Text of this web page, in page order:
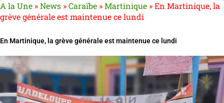
A la Une »News »Caraïbe »Martinique »En Martinique, la
grève générale est maintenue ce lundi
En Martinique, la grève générale est maintenue ce lundi